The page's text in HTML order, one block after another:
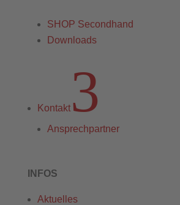
SHOP Secondhand
Downloads
Kontakt3
Ansprechpartner
INFOS
Aktuelles